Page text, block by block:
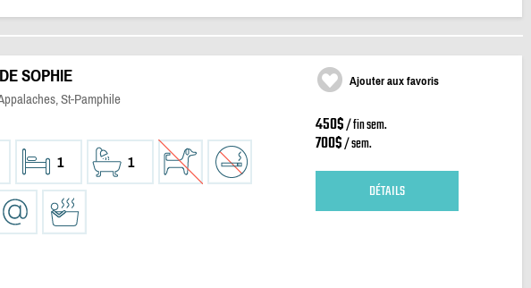
SOPHIE
St-Pamphile
1 1
Ajouter aux favoris
450$/ fin sem.
700$/ sem.
DÉTAILS